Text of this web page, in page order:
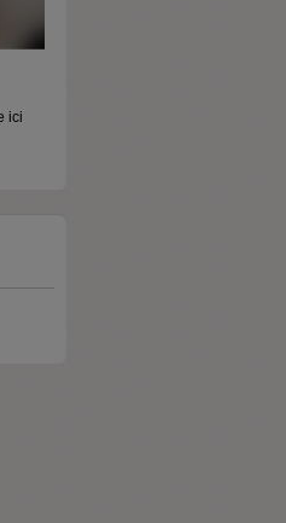
l’argent autrement Money est